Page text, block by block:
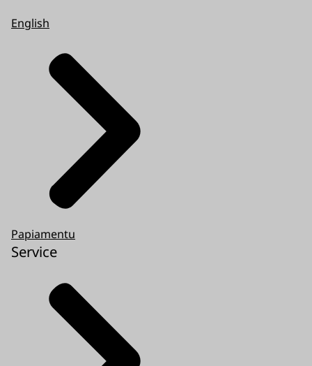
English
Papiamentu
Service